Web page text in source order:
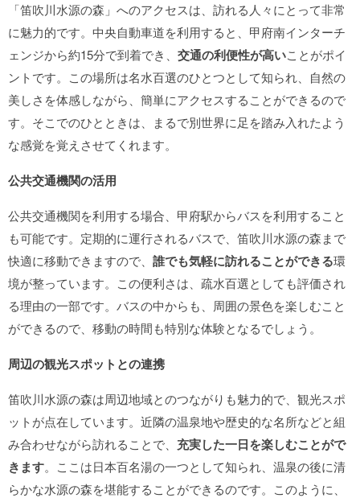
「笛吹川水源の森」へのアクセスは、訪れる人々にとって非常
に魅力的です。中央自動車道を利用すると、甲府南インターチ
ェンジから約15分で到着でき、 交通の利便性が高いことがポイ
ントです。この場所は名水百選のひとつとして知られ、自然の
美しさを体感しながら、簡単にアクセスすることができるので
す。そこでのひとときは、まるで別世界に足を踏み入れたよう
な感覚を覚えさせてくれます。
公共交通機関の活用
公共交通機関を利用する場合、甲府駅からバスを利用すること
も可能です。定期的に運行されるバスで、笛吹川水源の森まで
快適に移動できますので、 誰でも気軽に訪れることができる環
境が整っています。この便利さは、疏水百選としても評価され
る理由の一部です。バスの中からも、周囲の景色を楽しむこと
ができるので、移動の時間も特別な体験となるでしょう。
周辺の観光スポットとの連携
笛吹川水源の森は周辺地域とのつながりも魅力的で、観光スポ
ットが点在しています。近隣の温泉地や歴史的な名所などと組
み合わせながら訪れることで、 充実した一日を楽しむことがで
きます。ここは日本百名湯の一つとして知られ、温泉の後に清
らかな水源の森を堪能することができるのです。このように、